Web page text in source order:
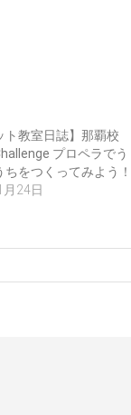
ト教室日誌】那覇校
プロペラでう
ちをつくってみよう！
24日